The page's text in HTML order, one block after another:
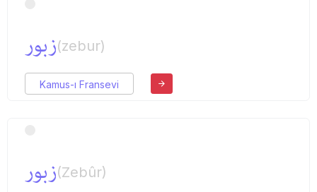
زبور(zebur)
Kamus-ı Fransevi
زبور(Zebûr)